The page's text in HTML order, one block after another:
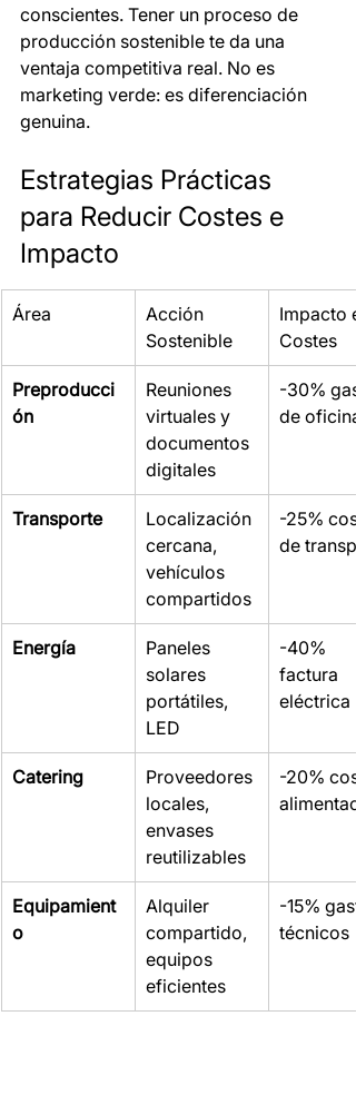
conscientes. Tener un proceso de
producción sostenible te da una
ventaja competitiva real. No es
marketing verde: es diferenciación
genuina.
Estrategias Prácticas
para Reducir Costes e
Impacto
Área
Acción
Sostenible
Impacto
Costes
Preproducci
ón
Reuniones
virtuales y
documentos
digitales
-30%
de oficina
Transporte
Localización
cercana,
vehículos
compartidos
-25%
de
Energía
Paneles
solares
portátiles,
LED
-40%
factura
eléctrica
Catering
Proveedores
locales,
envases
reutilizables
-20%
Equipamient
o
Alquiler
compartido,
equipos
eficientes
-15%
técnicos